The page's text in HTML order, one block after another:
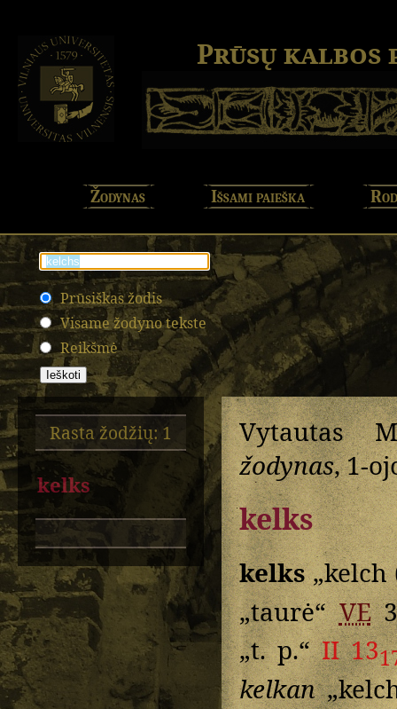
Prūsų kalbos
Žodynas Išsami paieška
Prūsiškas žodis
Visame žodyno tekste
Reikšmė
Rasta žodžių: 1
kelks
Vytautas
žodynas, 1-
kelks
kelks„kelch
„taurė“VE
„t. p.“II 13
kelkan